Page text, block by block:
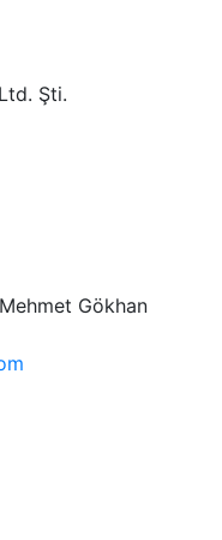
Şti.
Gökhan